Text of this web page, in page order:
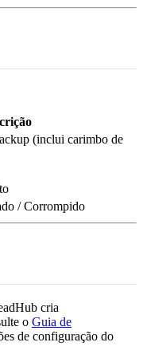
(inclui carimbo de
/ Corrompido
cria
o Guia de
de configuração do